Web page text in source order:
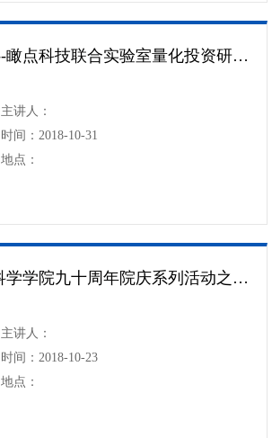
数学科学学院---瞰点科技联合实验室量化投资研讨会通知
主讲人：
时间：2018-10-31
地点：
浙江大学数学科学学院九十周年院庆系列活动之几何分析研讨会
主讲人：
时间：2018-10-23
地点：